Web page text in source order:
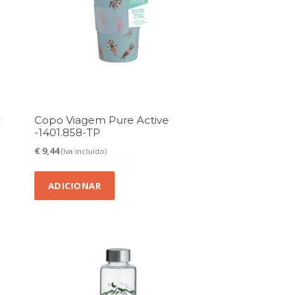
Copo Viagem Pure Active
-1401.858-TP
€9,44 (Iva incluído)
ADICIONAR